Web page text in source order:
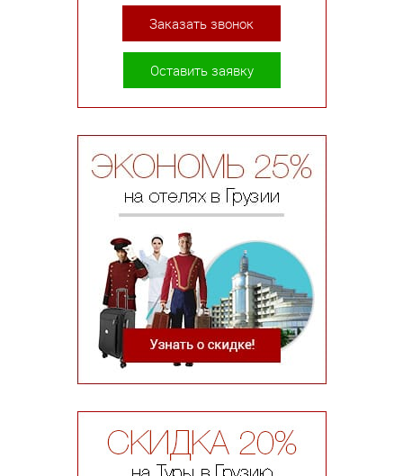
Заказать звонок
Оставить заявку